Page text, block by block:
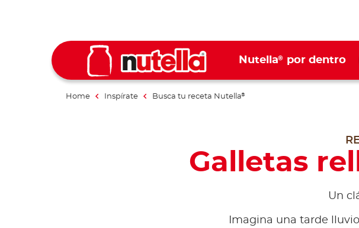
Nutella® por dentro
Home Inspírate Busca tu receta Nutella®
Galletas
Un
Imagina una tarde